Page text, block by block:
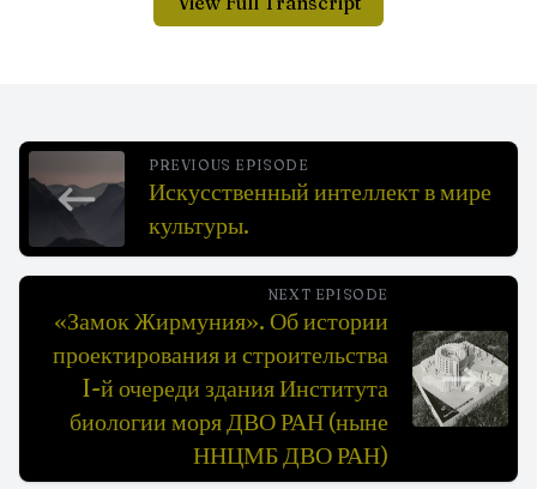
PREVIOUS EPISODE
Искусственный интеллект в мире
культуры.
NEXT EPISODE
«Замок Жирмуния». Об истории
проектирования и строительства
I-й очереди здания Института
биологии моря ДВО РАН (ныне
ННЦМБ ДВО РАН)